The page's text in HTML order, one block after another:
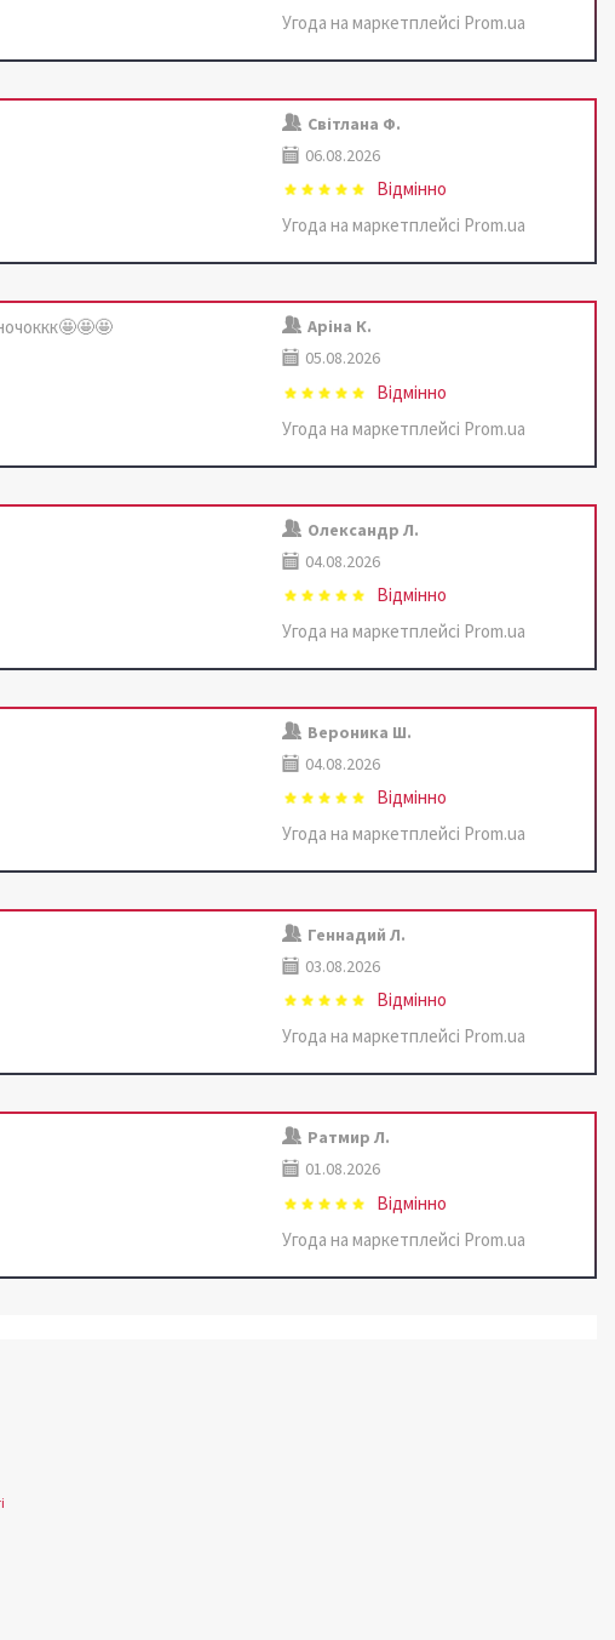
Угода на маркетплейсі Prom.ua
Світлана Ф.
06.08.2026
Відмінно
Угода на маркетплейсі Prom.ua
Аріна К.
05.08.2026
Відмінно
Угода на маркетплейсі Prom.ua
Олександр Л.
04.08.2026
Відмінно
Угода на маркетплейсі Prom.ua
Вероника Ш.
04.08.2026
Відмінно
Угода на маркетплейсі Prom.ua
Геннадий Л.
03.08.2026
Відмінно
Угода на маркетплейсі Prom.ua
Ратмир Л.
01.08.2026
Відмінно
Угода на маркетплейсі Prom.ua